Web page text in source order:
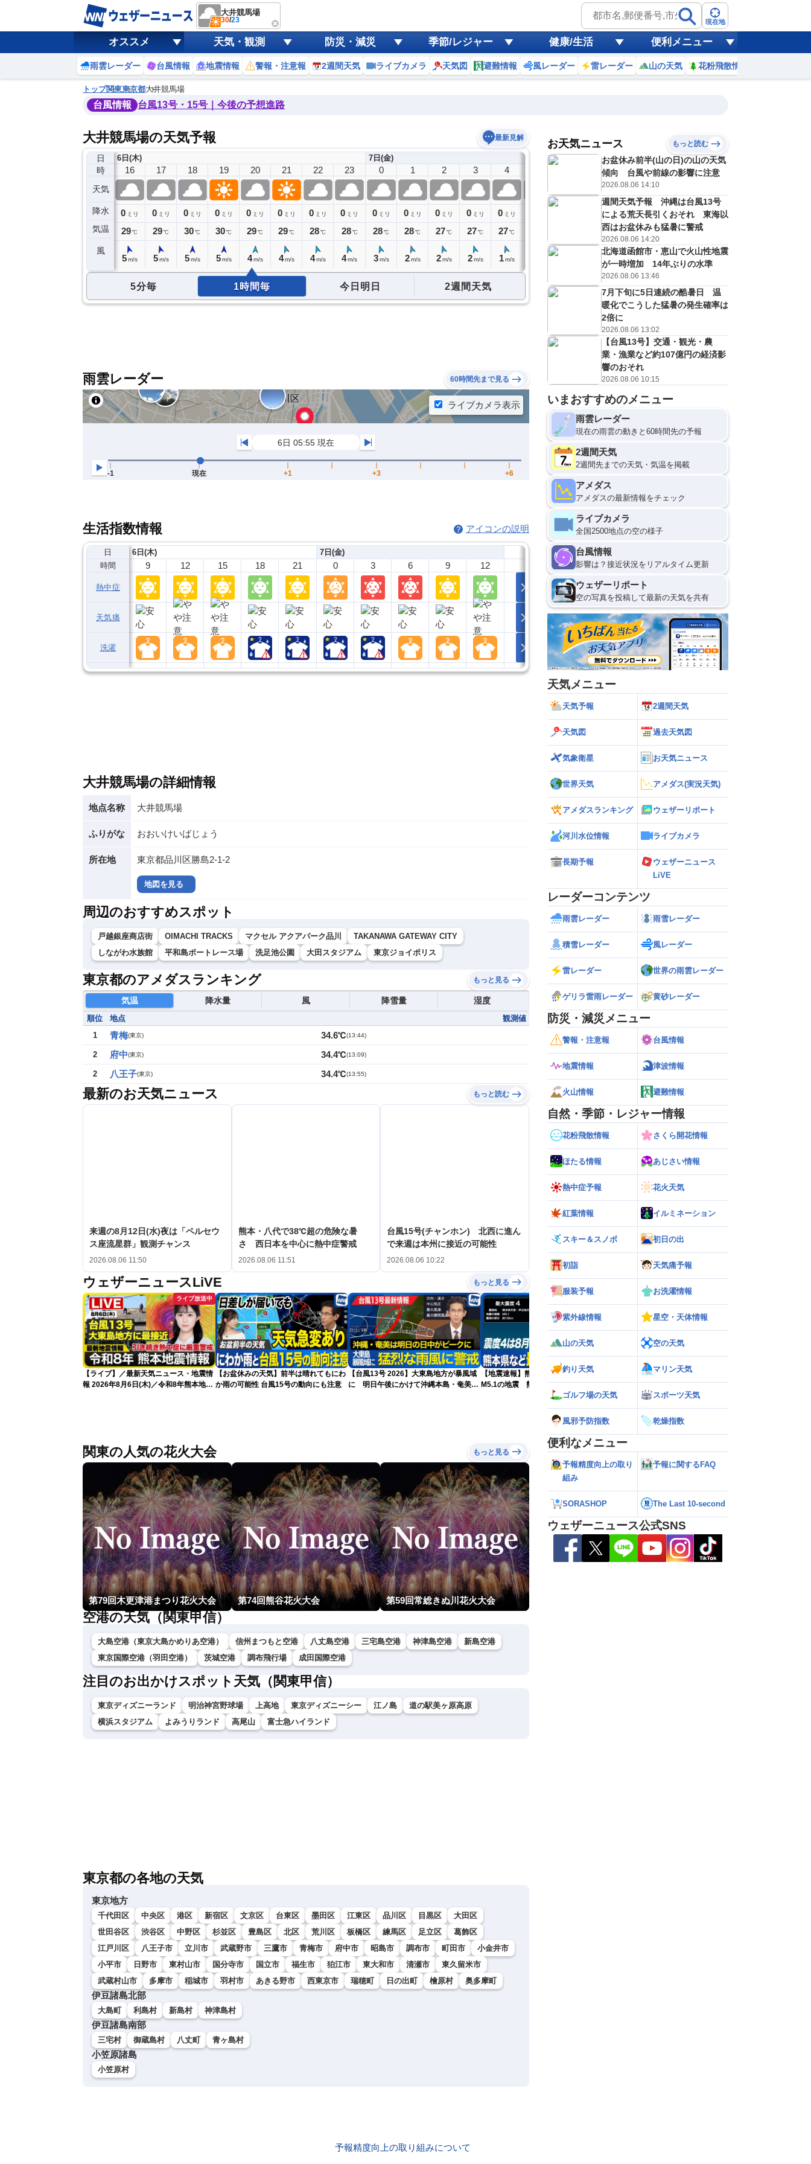
大井競馬場
30/23 現在地
オススメ 天気・観測 防災・減災 季節/レジャー 健康/生活 便利メニュー
雨雲レーダー 台風情報 地震情報 警報・注意報 2週間天気 ライブカメラ 天気図 避難情報 風レーダー 雷レーダー 山の天気 花粉飛散情報
トップ関東東京都大井競馬場
台風情報 台風13号・15号｜今後の予想進路
大井競馬場の天気予報 最新見解
日
時
天気
降水
気温
風
6日(木)
15
0ミリ
30℃
16
0 ミリ
29℃
5 m/s
17
0 ミリ
29℃
5 m/s
18
0 ミリ
30℃
5 m/s
19
0 ミリ
30℃
5 m/s
20
0 ミリ
29℃
4 m/s
21
0 ミリ
29℃
4 m/s
22
0 ミリ
28℃
4 m/s
23
0 ミリ
28 ℃
4m/s
7日(金)
0
0 ミリ
28℃
3 m/s
1
0 ミリ
28℃
2 m/s
2
0 ミリ
27℃
2 m/s
3
0 ミリ
27℃
2 m/s
4
0 ミリ
27℃
1 m/s
7
ミリ
℃
m/s
8
0ミリ
29℃
3m/s
9
0 ミリ
30℃
m/s
10
0ミリ
31℃
4 m/s
0 ミリ
4
5分毎 1時間毎 今日明日 2週間天気
雨雲レーダー 60時間先まで見る
生活指数情報 アイコンの説明
日
時間
熱中症
天気痛
洗濯
6日(木)
9 12 15 18 21
7日(金)
0 3 6 9 12
大井競馬場の詳細情報
地点名称 大井競馬場
ふりがな おおいけいばじょう
所在地 東京都品川区勝島2-1-2
地図を見る
周辺のおすすめスポット
戸越銀座商店街 OIMACHI TRACKS マクセル アクアパーク品川
TAKANAWA GATEWAY CITY
しながわ水族館
平和島ボートレース場 洗足池公園 大田スタジアム 東京ジョイポリス
東京都のアメダスランキング もっと見る
気温 降水量 風 降雪量 湿度
順位 地点
観測値
1
青梅(東京) 34.6℃(13:44)
2 府中(東京) 34.4℃(13:09)
2 八王子(東京) 34.4℃(13:55)
最新のお天気ニュース もっと読む
来週の8月12日(水)夜は「ペルセウ
ス座流星群」観測チャンス
2026.08.06 11:50
熊本・八代で38℃超の危険な暑
さ 西日本を中心に熱中症警戒
2026.08.06 11:51
台風15号(チャンホン) 北西に進ん
で来週は本州に接近の可能性
2026.08.06 10:22
ウェザーニュースLiVE もっと見る
ライブ放送中
【ライブ】／最新天気ニュース・地震情
報 2026年8月6日(木)／令和8年熊本地震
【お盆休みの天気】前半は晴れてもにわ
か雨の可能性 台風15号の動向にも注意
【台風13号 2026】大東島地方が暴風域
に 明日午後にかけて沖縄本島・奄美通
【地震速報】熊本県天草･芦北地方で
M5.1の地震 熊本県や長崎県、鹿児島県
【雨情報】関東は通勤通学時も弱い雨
日中は再び雨降りやすい
関東の人気の花火大会 もっと見る
第79回木更津港まつり花火大会 第74回熊谷花火大会 第59回常総きぬ川花火大会
空港の天気（関東甲信）
大島空港（東京大島かめりあ空港） 信州まつもと空港 八丈島空港 三宅島空港 神津島空港
新島空港
東京国際空港（羽田空港）
茨城空港 調布飛行場 成田国際空港
注目のお出かけスポット天気（関東甲信）
東京ディズニーランド 明治神宮野球場 上高地 東京ディズニーシー 江ノ島
道の駅美ヶ原高原
横浜スタジアム
よみうりランド 高尾山 富士急ハイランド
東京都の各地の天気
東京地方
千代田区 中央区 港区 新宿区 文京区 台東区 墨田区 江東区 品川区 目黒区
大田区
世田谷区
渋谷区 中野区 杉並区 豊島区 北区 荒川区 板橋区 練馬区 足立区
葛飾区
江戸川区
八王子市 立川市 武蔵野市 三鷹市 青梅市 府中市 昭島市 調布市 町田市
小金井市
小平市
日野市 東村山市 国分寺市 国立市 福生市 狛江市 東大和市 清瀬市
東久留米市
武蔵村山市
多摩市 稲城市 羽村市 あきる野市 西東京市 瑞穂町 日の出町 檜原村 奥多摩町
伊豆諸島北部
大島町 利島村 新島村 神津島村
伊豆諸島南部
三宅村 御蔵島村 八丈町 青ヶ島村
小笠原諸島
小笠原村
お天気ニュース もっと読む
お盆休み前半(山の日)の山の天気
傾向 台風や前線の影響に注意
2026.08.06 14:10
週間天気予報 沖縄は台風13号
による荒天長引くおそれ 東海以
西はお盆休みも猛暑に警戒
2026.08.06 14:20
北海道函館市・恵山で火山性地震
が一時増加 14年ぶりの水準
2026.08.06 13:46
7月下旬に5日連続の酷暑日 温
暖化でこうした猛暑の発生確率は
2倍に
2026.08.06 13:02
【台風13号】交通・観光・農
業・漁業など約107億円の経済影
響のおそれ
2026.08.06 10:15
いまおすすめのメニュー
雨雲レーダー
現在の雨雲の動きと60時間先の予報
2週間天気
2週間先までの天気・気温を掲載
アメダス
アメダスの最新情報をチェック
ライブカメラ
全国2500地点の空の様子
台風情報
影響は？接近状況をリアルタイム更新
ウェザーリポート
空の写真を投稿して最新の天気を共有
天気メニュー
天気予報 2週間天気
天気図 過去天気図
気象衛星 お天気ニュース
世界天気 アメダス(実況天気)
アメダスランキング ウェザーリポート
河川水位情報 ライブカメラ
長期予報
ウェザーニュース
LiVE
レーダーコンテンツ
雨雲レーダー 雨雪レーダー
積雪レーダー 風レーダー
雷レーダー 世界の雨雲レーダー
ゲリラ雷雨レーダー 黄砂レーダー
防災・減災メニュー
警報・注意報 台風情報
地震情報 津波情報
火山情報 避難情報
自然・季節・レジャー情報
花粉飛散情報 さくら開花情報
ほたる情報 あじさい情報
熱中症予報 花火天気
紅葉情報 イルミネーション
スキー＆スノボ 初日の出
初詣 天気痛予報
服装予報 お洗濯情報
紫外線情報 星空・天体情報
山の天気 空の天気
釣り天気 マリン天気
ゴルフ場の天気 スポーツ天気
風邪予防指数 乾燥指数
便利なメニュー
予報精度向上の取り
組み
予報に関するFAQ
SORASHOP The Last 10-second
ウェザーニュース公式SNS
予報精度向上の取り組みについて